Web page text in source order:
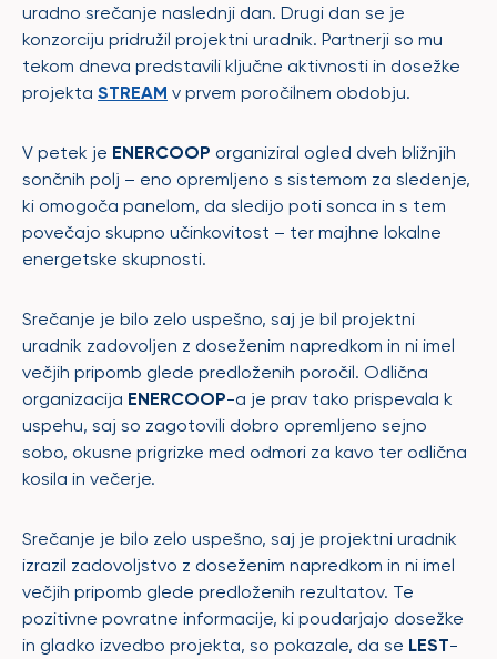
uradno srečanje naslednji dan. Drugi dan se je
konzorciju pridružil projektni uradnik. Partnerji so mu
tekom dneva predstavili ključne aktivnosti in dosežke
projekta STREAM v prvem poročilnem obdobju.
V petek je ENERCOOP organiziral ogled dveh bližnjih
sončnih polj – eno opremljeno s sistemom za sledenje,
ki omogoča panelom, da sledijo poti sonca in s tem
povečajo skupno učinkovitost – ter majhne lokalne
energetske skupnosti.
Srečanje je bilo zelo uspešno, saj je bil projektni
uradnik zadovoljen z doseženim napredkom in ni imel
večjih pripomb glede predloženih poročil. Odlična
organizacija ENERCOOP-a je prav tako prispevala k
uspehu, saj so zagotovili dobro opremljeno sejno
sobo, okusne prigrizke med odmori za kavo ter odlična
kosila in večerje.
Srečanje je bilo zelo uspešno, saj je projektni uradnik
izrazil zadovoljstvo z doseženim napredkom in ni imel
večjih pripomb glede predloženih rezultatov. Te
pozitivne povratne informacije, ki poudarjajo dosežke
in gladko izvedbo projekta, so pokazale, da se LEST-